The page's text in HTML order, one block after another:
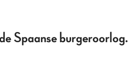
Spaanse burgeroorlog.